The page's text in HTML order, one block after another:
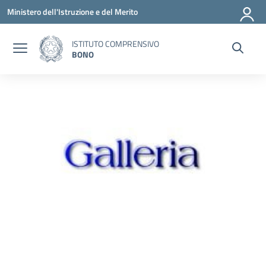
Vai ai contenuti
Vai al menu di navigazione
Vai al footer
Ministero dell'Istruzione e del Merito
ISTITUTO COMPRENSIVO
BONO